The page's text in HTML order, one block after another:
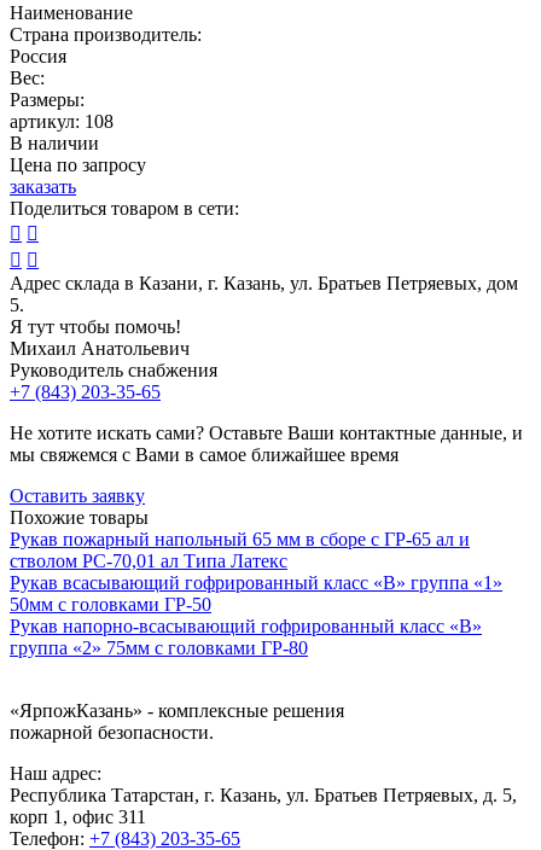
Наименование
Страна производитель:
Россия
Вес:
Размеры:
артикул: 108
В наличии
Цена по запросу
заказать
Поделиться товаром в сети:
 
 
Адрес склада в Казани, г. Казань, ул. Братьев Петряевых, дом
5.
Я тут чтобы помочь!
Михаил Анатольевич
Руководитель снабжения
+7 (843) 203-35-65
Не хотите искать сами? Оставьте Ваши контактные данные, и
мы свяжемся с Вами в самое ближайшее время
Оставить заявку
Похожие товары
Рукав пожарный напольный 65 мм в сборе с ГР-65 ал и
стволом РС-70,01 ал Типа Латекс
Рукав всасывающий гофрированный класс «В» группа «1»
50мм с головками ГР-50
Рукав напорно-всасывающий гофрированный класс «В»
группа «2» 75мм с головками ГР-80
«ЯрпожКазань» - комплексные решения
пожарной безопасности.
Наш адрес:
Республика Татарстан, г. Казань, ул. Братьев Петряевых, д. 5,
корп 1, офис 311
Телефон: +7 (843) 203-35-65